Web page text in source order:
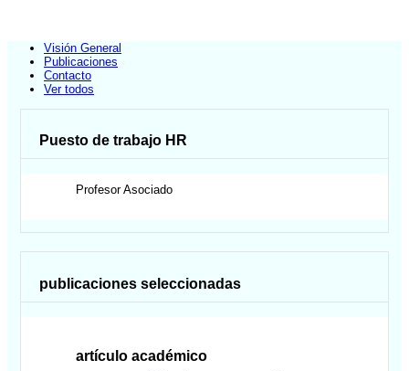
Visión General
Publicaciones
Contacto
Ver todos
Puesto de trabajo HR
Profesor Asociado
publicaciones seleccionadas
artículo académico